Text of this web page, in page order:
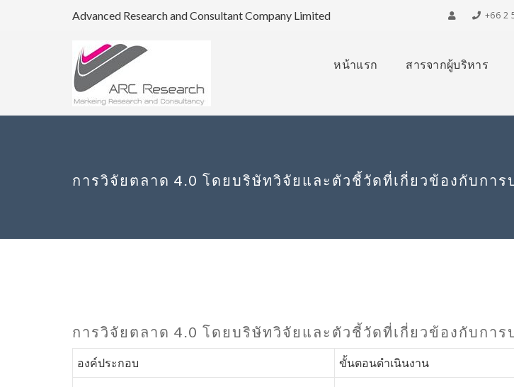
Advanced Research and Consultant Company Limited +66 2
หน้าแรก สารจากผู้บริหาร
การวิจัยตลาด 4.0 โดยบริษัทวิจัยและตัวชี้วัดที่เกี่ยวข้องกับการ
การวิจัยตลาด 4.0 โดยบริษัทวิจัยและตัวชี้วัดที่เกี่ยวข้องกับการ
องค์ประกอบ ขั้นตอนดำเนินงาน